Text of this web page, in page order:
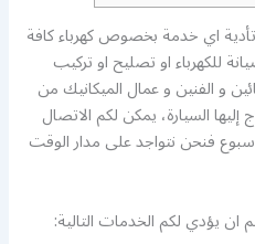
اي خدمة بخصوص كهرباء كافة
للكهرباء او تصليح او تركيب
و الفنين و عمال الميكانيك من
إليها السيارة، يمكن لكم الاتصال
فنحن نتواجد على مدار الوقت
ان يؤدي لكم الخدمات التالية: